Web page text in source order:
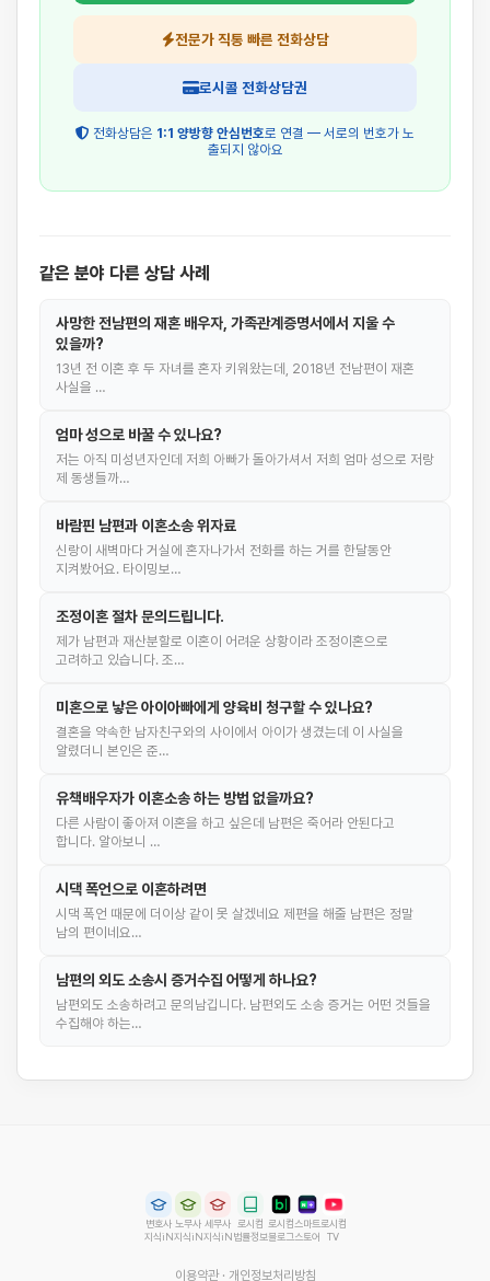
전문가 직통 빠른 전화상담
로시콜 전화상담권
전화상담은 1:1 양방향 안심번호로 연결 — 서로의 번호가 노
출되지 않아요
같은 분야 다른 상담 사례
사망한 전남편의 재혼 배우자, 가족관계증명서에서 지울 수
있을까?
13년 전 이혼 후 두 자녀를 혼자 키워왔는데, 2018년 전남편이 재혼
사실을 …
엄마 성으로 바꿀 수 있나요?
저는 아직 미성년자인데 저희 아빠가 돌아가셔서 저희 엄마 성으로 저랑
제 동생들까…
바람핀 남편과 이혼소송 위자료
신랑이 새벽마다 거실에 혼자나가서 전화를 하는 거를 한달동안
지켜봤어요. 타이밍보…
조정이혼 절차 문의드립니다.
제가 남편과 재산분할로 이혼이 어려운 상황이라 조정이혼으로
고려하고 있습니다. 조…
미혼으로 낳은 아이아빠에게 양육비 청구할 수 있나요?
결혼을 약속한 남자친구와의 사이에서 아이가 생겼는데 이 사실을
알렸더니 본인은 준…
유책배우자가 이혼소송 하는 방법 없을까요?
다른 사람이 좋아져 이혼을 하고 싶은데 남편은 죽어라 안된다고
합니다. 알아보니 …
시댁 폭언으로 이혼하려면
시댁 폭언 때문에 더이상 같이 못 살겠네요 제편을 해줄 남편은 정말
남의 편이네요…
남편의 외도 소송시 증거수집 어떻게 하나요?
남편외도 소송하려고 문의남깁니다. 남편외도 소송 증거는 어떤 것들을
수집해야 하는…
변호사
지식iN
노무사
지식iN
세무사
지식iN
로시컴
법률정보
로시컴
블로그
스마트
스토어
로시컴
TV
이용약관· 개인정보처리방침